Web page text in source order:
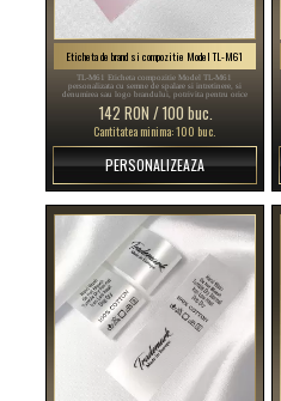
Eticheta de brand si compozitie Model TL-M61
TL-M61 Eticheta compozitie Model TL-M61
personalizata cu semne de spalare si intretinere, si
denumirea sau logo brandului, potrivita pentru orice
produs textil, in special articole vestimentare.
142 RON / 100 buc.
Cantitatea minima: 100 buc.
PERSONALIZEAZA